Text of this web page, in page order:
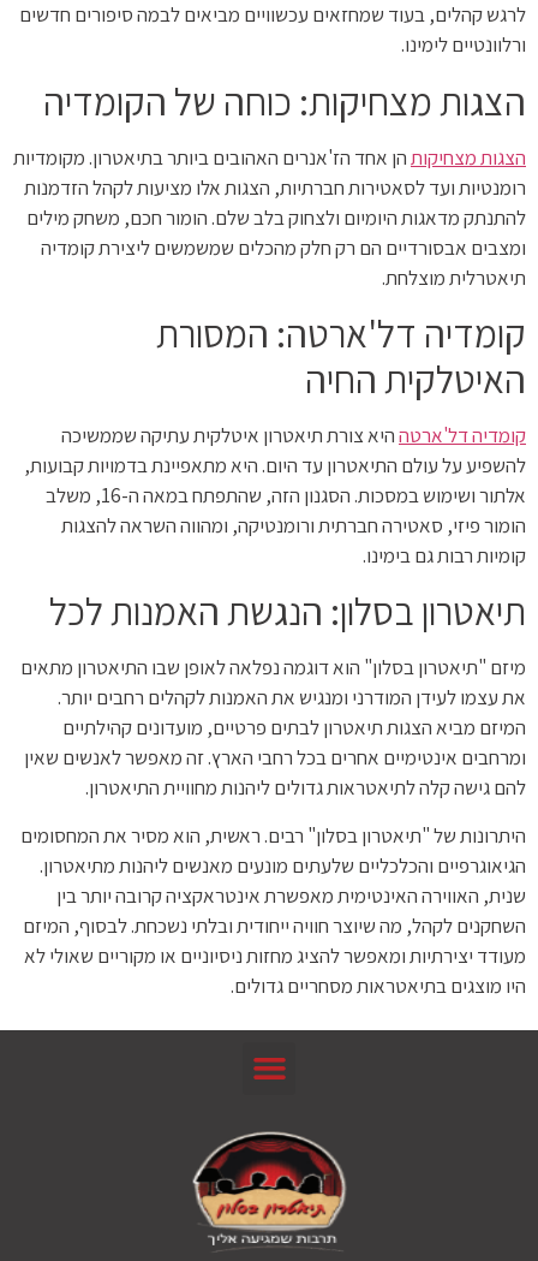
לרגש קהלים, בעוד שמחזאים עכשוויים מביאים לבמה סיפורים חדשים
ורלוונטיים לימינו.
הצגות מצחיקות: כוחה של הקומדיה
הצגות מצחיקותהן אחד הז'אנרים האהובים ביותר בתיאטרון. מקומדיות
רומנטיות ועד לסאטירות חברתיות, הצגות אלו מציעות לקהל הזדמנות
להתנתק מדאגות היומיום ולצחוק בלב שלם. הומור חכם, משחק מילים
ומצבים אבסורדיים הם רק חלק מהכלים שמשמשים ליצירת קומדיה
תיאטרלית מוצלחת.
קומדיה דל'ארטה: המסורת
האיטלקית החיה
קומדיה דל'ארטההיא צורת תיאטרון איטלקית עתיקה שממשיכה
להשפיע על עולם התיאטרון עד היום. היא מתאפיינת בדמויות קבועות,
אלתור ושימוש במסכות. הסגנון הזה, שהתפתח במאה ה-16, משלב
הומור פיזי, סאטירה חברתית ורומנטיקה, ומהווה השראה להצגות
קומיות רבות גם בימינו.
תיאטרון בסלון: הנגשת האמנות לכל
מיזם "תיאטרון בסלון" הוא דוגמה נפלאה לאופן שבו התיאטרון מתאים
את עצמו לעידן המודרני ומנגיש את האמנות לקהלים רחבים יותר.
המיזם מביא הצגות תיאטרון לבתים פרטיים, מועדונים קהילתיים
ומרחבים אינטימיים אחרים בכל רחבי הארץ. זה מאפשר לאנשים שאין
להם גישה קלה לתיאטראות גדולים ליהנות מחוויית התיאטרון.
היתרונות של "תיאטרון בסלון" רבים. ראשית, הוא מסיר את המחסומים
הגיאוגרפיים והכלכליים שלעתים מונעים מאנשים ליהנות מתיאטרון.
שנית, האווירה האינטימית מאפשרת אינטראקציה קרובה יותר בין
השחקנים לקהל, מה שיוצר חוויה ייחודית ובלתי נשכחת. לבסוף, המיזם
מעודד יצירתיות ומאפשר להציג מחזות ניסיוניים או מקוריים שאולי לא
היו מוצגים בתיאטראות מסחריים גדולים.